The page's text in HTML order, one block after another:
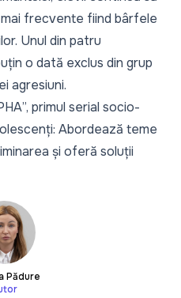
frecvente fiind bârfele
Unul din patru
o dată exclus din grup
agresiuni.
primul serial socio-
Abordează teme
și oferă soluții
Pădure